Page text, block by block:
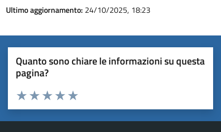
Ultimo aggiornamento: 24/10/2025, 18:23
Quanto sono chiare le informazioni su questa
pagina?
Valuta 5 stelle su 5
Valuta 4 stelle su 5
Valuta 3 stelle su 5
Valuta 2 stelle su 5
Valuta 1 stelle su 5